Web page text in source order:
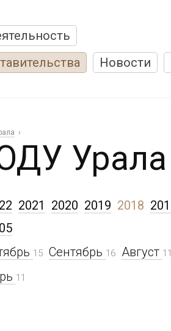
Новости
Урала
2021 2020 2019 2018
15 Сентябрь 16 Август 11
11